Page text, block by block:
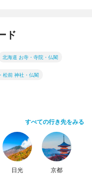
ド
北海道 お寺・寺院・仏閣
松前 神社・仏閣
すべての行き先をみる
日光 京都